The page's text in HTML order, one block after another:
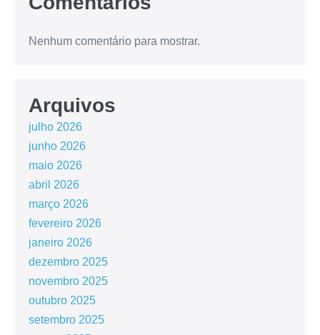
Nenhum comentário para mostrar.
Arquivos
julho 2026
junho 2026
maio 2026
abril 2026
março 2026
fevereiro 2026
janeiro 2026
dezembro 2025
novembro 2025
outubro 2025
setembro 2025